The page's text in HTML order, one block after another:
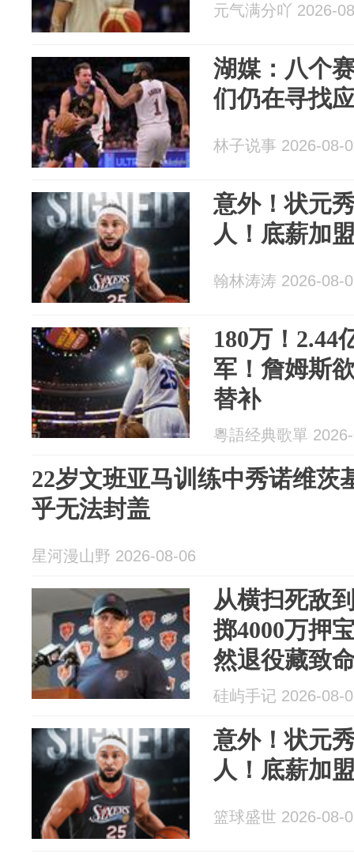
元气满分吖 2026-
湖媒：八个
们仍在寻找
林子说事 2026-08-
意外！状元
人！底薪加
翰林涛涛 2026-08-
180万！2.44
军！詹姆斯
替补
粵語经典歌單
22岁文班亚马训练中秀诺维茨
乎无法封盖
星河漫山野 2026-08-06
从横扫死敌
掷4000万押
然退役藏致
硅屿手记 2026-08-
意外！状元
人！底薪加
篮球盛世 2026-08-